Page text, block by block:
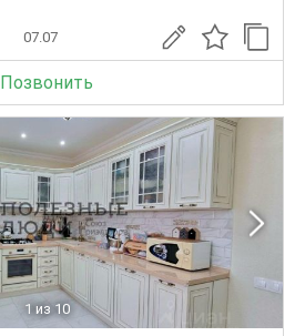
07.07
Позвонить
1 из 10